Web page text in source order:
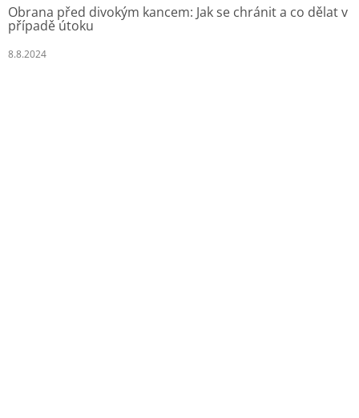
Obrana před divokým kancem: Jak se chránit a co dělat v
případě útoku
8.8.2024